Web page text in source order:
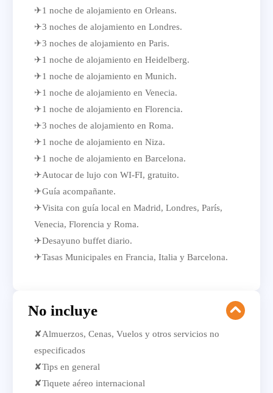
✈1 noche de alojamiento en Orleans.
✈3 noches de alojamiento en Londres.
✈3 noches de alojamiento en Paris.
✈1 noche de alojamiento en Heidelberg.
✈1 noche de alojamiento en Munich.
✈1 noche de alojamiento en Venecia.
✈1 noche de alojamiento en Florencia.
✈3 noches de alojamiento en Roma.
✈1 noche de alojamiento en Niza.
✈1 noche de alojamiento en Barcelona.
✈Autocar de lujo con WI-FI, gratuito.
✈Guía acompañante.
✈Visita con guía local en Madrid, Londres, París,
Venecia, Florencia y Roma.
✈Desayuno buffet diario.
✈Tasas Municipales en Francia, Italia y Barcelona.
No incluye
✘Almuerzos, Cenas, Vuelos y otros servicios no
especificados
✘Tips en general
✘Tiquete aéreo internacional